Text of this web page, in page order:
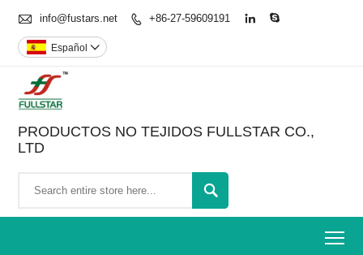
 info@fustars.net  +86-27-59609191  
Español 
PRODUCTOS NO TEJIDOS FULLSTAR CO.,
LTD
